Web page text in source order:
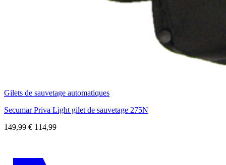
Gilets de sauvetage automatiques
Secumar Priva Light gilet de sauvetage 275N
149,99 € 114,99